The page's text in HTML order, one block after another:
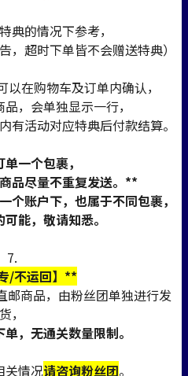
典的情况下参考，
，超时下单皆不会赠送特典）
在购物车及订单内确认，
，会单独显示一行，
有活动对应特典后付款结算。
一个包裹，
品尽量不重复发送。**
账户下，也属于不同包裹，
能，敬请知悉。
7.
/不运回】**
邮商品，由粉丝团单独进行发
货，
，无通关数量限制。
关情况请咨询粉丝团。